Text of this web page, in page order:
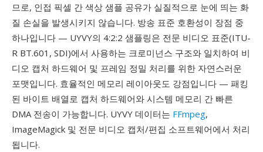
므로, 인접 픽셀 간 색상 샘플 공유가 실질적으로 눈에 띄는 화
질 손실을 발생시키지 않습니다. 방송 표준 호환성이 장점 중
하나입니다 — UYVY의 4:2:2 샘플링은 전문 비디오 표준(ITU-
R BT.601, SDI)에서 사용하는 크로미넌스 구조와 일치하여 비
디오 캡처 하드웨어 및 프레임 정밀 처리를 위한 자연스러운
포맷입니다. 효율적인 메모리 레이아웃도 강점입니다 — 패킹
된 바이트 배열로 캡처 하드웨어와 시스템 메모리 간 빠른
DMA 전송이 가능합니다. UYVY 데이터는 FFmpeg,
ImageMagick 및 전문 비디오 캡처/편집 소프트웨어에서 처리
됩니다.